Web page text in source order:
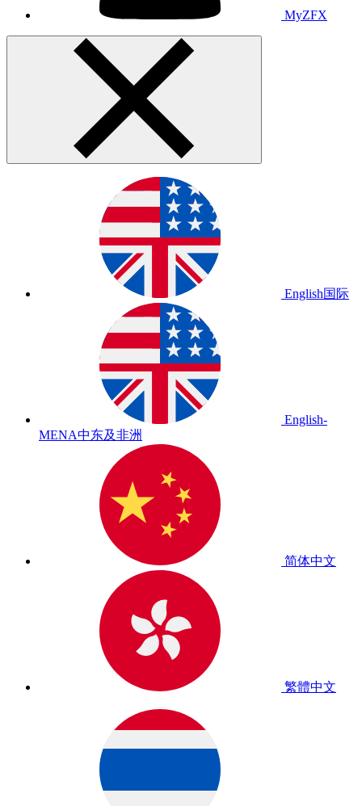
MyZFX
English国际
English-
MENA中东及非洲
简体中文
繁體中文